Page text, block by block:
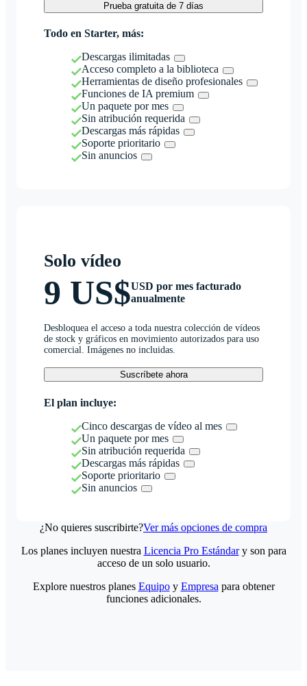
Prueba gratuita de 7 días
Todo en Starter, más:
Descargas ilimitadas
Acceso completo a la biblioteca
Herramientas de diseño profesionales
Funciones de IA premium
Un paquete por mes
Sin atribución requerida
Descargas más rápidas
Soporte prioritario
Sin anuncios
Solo vídeo
9 US$USD por mes facturado
anualmente
Desbloquea el acceso a toda nuestra colección de vídeos
de stock y gráficos en movimiento autorizados para uso
comercial. Imágenes no incluidas.
Suscríbete ahora
El plan incluye:
Cinco descargas de vídeo al mes
Un paquete por mes
Sin atribución requerida
Descargas más rápidas
Soporte prioritario
Sin anuncios
¿No quieres suscribirte?Ver más opciones de compra
Los planes incluyen nuestra Licencia Pro Estándary son para
acceso de un solo usuario.
Explore nuestros planes Equipoy Empresa para obtener
funciones adicionales.